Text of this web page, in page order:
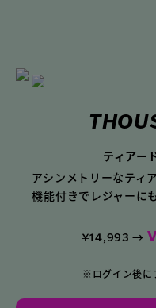
ティアー
アシンメトリーなティ
機能付きでレジャーに
¥14,993 →
※ログイン後に